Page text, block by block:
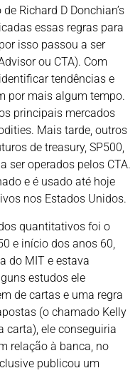
Richard D Donchian’s
essas regras para
isso passou a ser
ou CTA). Com
tendências e
por mais algum tempo.
principais mercados
Mais tarde, outros
de treasury, SP500,
ser operados pelos CTA.
e é usado até hoje
nos Estados Unidos.
quantitativos foi o
e início dos anos 60,
do MIT e estava
estudos ele
de cartas e uma regra
(o chamado Kelly
carta), ele conseguiria
relação à banca, no
publicou um